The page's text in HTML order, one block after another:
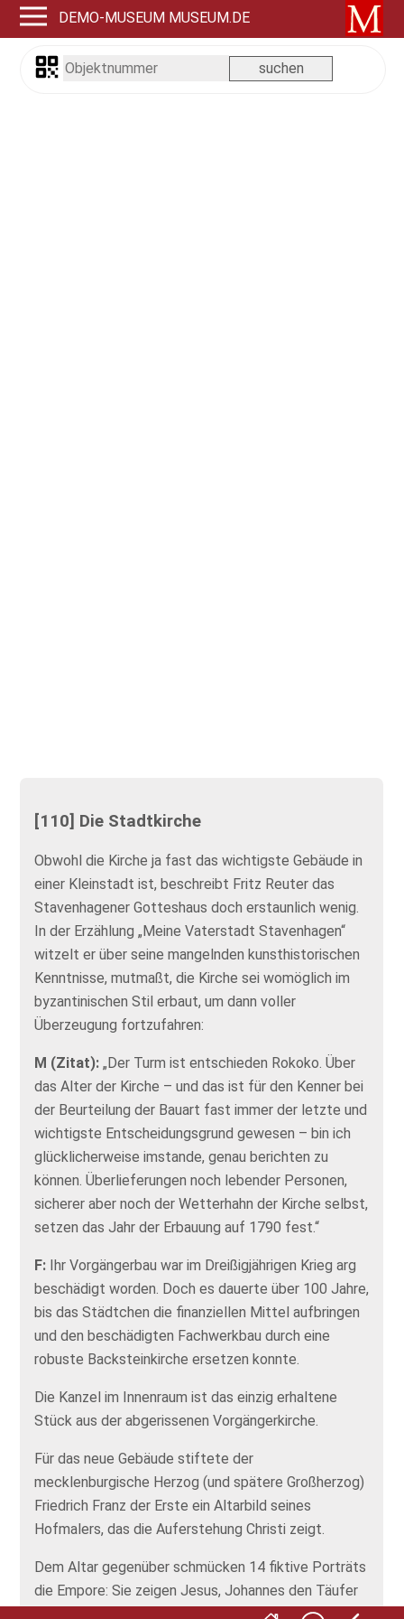
DEMO-MUSEUM MUSEUM.DE
[110] Die Stadtkirche
Obwohl die Kirche ja fast das wichtigste Gebäude in
einer Kleinstadt ist, beschreibt Fritz Reuter das
Stavenhagener Gotteshaus doch erstaunlich wenig.
In der Erzählung „Meine Vaterstadt Stavenhagen“
witzelt er über seine mangelnden kunsthistorischen
Kenntnisse, mutmaßt, die Kirche sei womöglich im
byzantinischen Stil erbaut, um dann voller
Überzeugung fortzufahren:
M (Zitat):„Der Turm ist entschieden Rokoko. Über
das Alter der Kirche – und das ist für den Kenner bei
der Beurteilung der Bauart fast immer der letzte und
wichtigste Entscheidungsgrund gewesen – bin ich
glücklicherweise imstande, genau berichten zu
können. Überlieferungen noch lebender Personen,
sicherer aber noch der Wetterhahn der Kirche selbst,
setzen das Jahr der Erbauung auf 1790 fest.“
F: Ihr Vorgängerbau war im Dreißigjährigen Krieg arg
beschädigt worden. Doch es dauerte über 100 Jahre,
bis das Städtchen die finanziellen Mittel aufbringen
und den beschädigten Fachwerkbau durch eine
robuste Backsteinkirche ersetzen konnte.
Die Kanzel im Innenraum ist das einzig erhaltene
Stück aus der abgerissenen Vorgängerkirche.
Für das neue Gebäude stiftete der
mecklenburgische Herzog (und spätere Großherzog)
Friedrich Franz der Erste ein Altarbild seines
Hofmalers, das die Auferstehung Christi zeigt.
Dem Altar gegenüber schmücken 14 fiktive Porträts
die Empore: Sie zeigen Jesus, Johannes den Täufer
sowie die 12 Apostel. Hinter ihnen, auf dem